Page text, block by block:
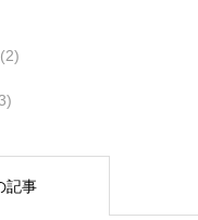
(2)
記事